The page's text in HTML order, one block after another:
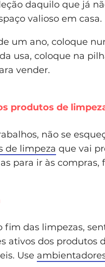
daquilo que já
valioso em casa.
um ano, coloque
usa, coloque na
vender.
produtos de
não se
de limpeza que vai
para ir às
fim das limpezas,
ativos dos produtos
Use